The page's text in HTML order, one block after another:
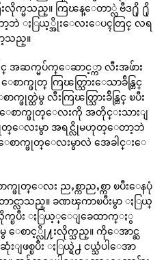
က္မသည္။ ကြၽန္ေတာ္လဲ ဗီဒ႐ို ႐ို
ဘဲ ႏြယ့္အိုးေလးေပၚတြင္ လရ
သည္။
အဆက္မပ်က္ေဆာင့္ကာ လီးအဖ်ား
ာက္ဖုတ္ ကြၽတ္သြားေသာခ်ိန္တြင္
တ္ထဲမွ လီးကြၽတ္သြားခ်ိန္တြင္ ၿပီး
စာက္ဖုတ္ေလးကို အတိုင္းသားျ
ေလးမွာ အရင္လိုမဟုတ္ေတာ့ဘဲ
ေစာက္ဖုတ္ေလးမွာလဲ အေခါင္းေ
ေလး ညႇစ္ကာညႇစ္ကာ ၿပီးေနပုံ
ာင္လာသည္။ ခဏၾကာၿပီးမွာ ႏြယ္
ၿပီး ႏြယ့္ေျခေထာက္ႏွ
စာင့္လို႔းလိုက္သည္။ ကိုေအာင္ႀ
ဖစ္ၿပီး ႏြယ္ရဲ႕ ငယ္သံပါေအာ